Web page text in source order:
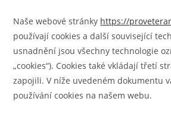
Naše webové stránky https://
používají cookies a další související
usnadnění jsou všechny technologie
„cookies“). Cookies také vkládají třetí
zapojili. V níže uvedeném dokumentu
používání cookies na našem webu.